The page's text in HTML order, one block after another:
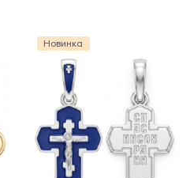
Новинка